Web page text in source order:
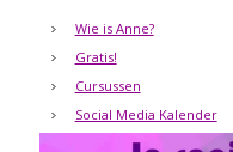
Wie is Anne?
Gratis!
Cursussen
Social Media Kalender